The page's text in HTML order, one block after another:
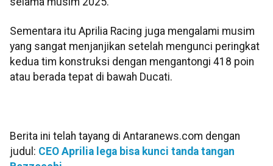
Sementara itu Aprilia Racing juga mengalami musim
yang sangat menjanjikan setelah mengunci peringkat
kedua tim konstruksi dengan mengantongi 418 poin
atau berada tepat di bawah Ducati.
Berita ini telah tayang di Antaranews.com dengan
judul: CEO Aprilia lega bisa kunci tanda tangan